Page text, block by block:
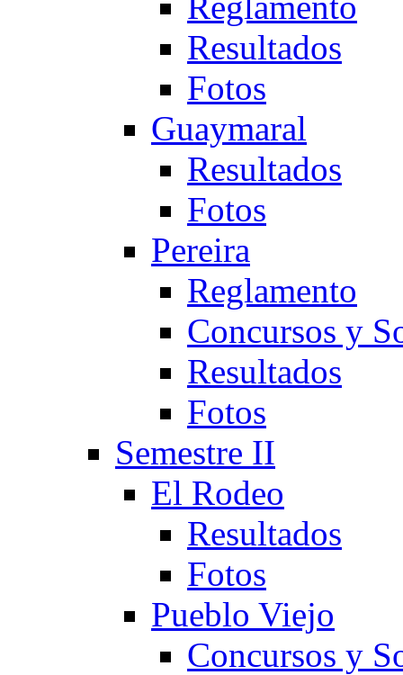
Resultados
Fotos
Guaymaral
Resultados
Fotos
Pereira
Reglamento
Concursos y
Resultados
Fotos
Semestre II
El Rodeo
Resultados
Fotos
Pueblo Viejo
Concursos y